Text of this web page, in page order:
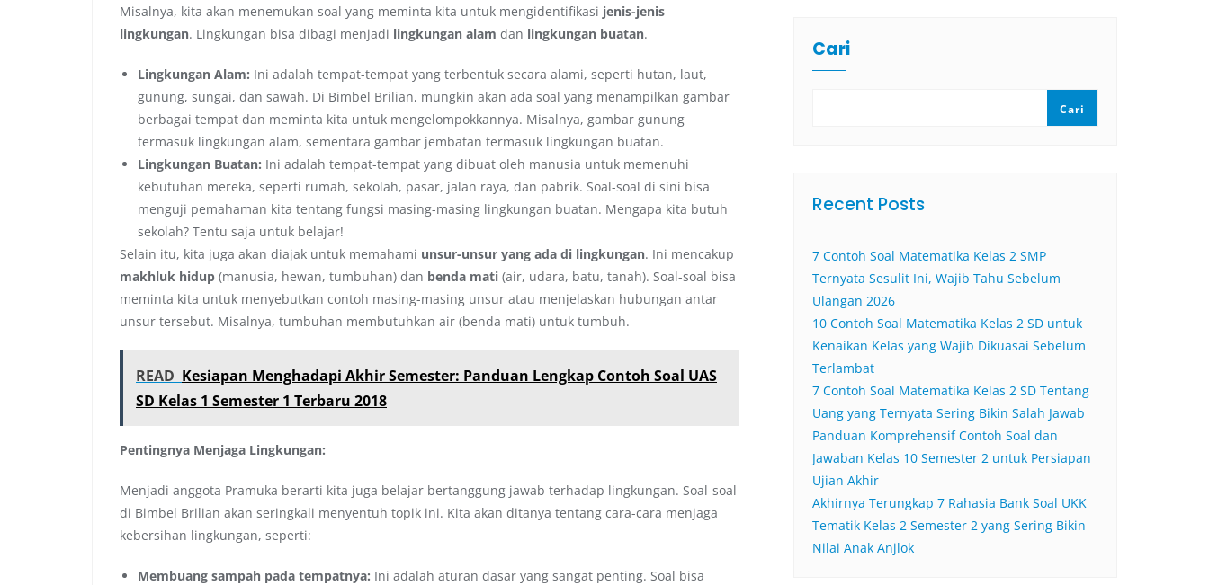
Misalnya, kita akan menemukan soal yang meminta kita untuk mengidentifikasi jenis-jenis
lingkungan. Lingkungan bisa dibagi menjadi lingkungan alam dan lingkungan buatan.
Lingkungan Alam: Ini adalah tempat-tempat yang terbentuk secara alami, seperti hutan, laut,
gunung, sungai, dan sawah. Di Bimbel Brilian, mungkin akan ada soal yang menampilkan gambar
berbagai tempat dan meminta kita untuk mengelompokkannya. Misalnya, gambar gunung
termasuk lingkungan alam, sementara gambar jembatan termasuk lingkungan buatan.
Lingkungan Buatan: Ini adalah tempat-tempat yang dibuat oleh manusia untuk memenuhi
kebutuhan mereka, seperti rumah, sekolah, pasar, jalan raya, dan pabrik. Soal-soal di sini bisa
menguji pemahaman kita tentang fungsi masing-masing lingkungan buatan. Mengapa kita butuh
sekolah? Tentu saja untuk belajar!
Selain itu, kita juga akan diajak untuk memahami unsur-unsur yang ada di lingkungan. Ini mencakup
makhluk hidup (manusia, hewan, tumbuhan) dan benda mati (air, udara, batu, tanah). Soal-soal bisa
meminta kita untuk menyebutkan contoh masing-masing unsur atau menjelaskan hubungan antar
unsur tersebut. Misalnya, tumbuhan membutuhkan air (benda mati) untuk tumbuh.
READ Kesiapan Menghadapi Akhir Semester: Panduan Lengkap Contoh Soal UAS
SD Kelas 1 Semester 1 Terbaru 2018
Pentingnya Menjaga Lingkungan:
Menjadi anggota Pramuka berarti kita juga belajar bertanggung jawab terhadap lingkungan. Soal-soal
di Bimbel Brilian akan seringkali menyentuh topik ini. Kita akan ditanya tentang cara-cara menjaga
kebersihan lingkungan, seperti:
Membuang sampah pada tempatnya: Ini adalah aturan dasar yang sangat penting. Soal bisa
Cari
Cari
Recent Posts
7 Contoh Soal Matematika Kelas 2 SMP
Ternyata Sesulit Ini, Wajib Tahu Sebelum
Ulangan 2026
10 Contoh Soal Matematika Kelas 2 SD untuk
Kenaikan Kelas yang Wajib Dikuasai Sebelum
Terlambat
7 Contoh Soal Matematika Kelas 2 SD Tentang
Uang yang Ternyata Sering Bikin Salah Jawab
Panduan Komprehensif Contoh Soal dan
Jawaban Kelas 10 Semester 2 untuk Persiapan
Ujian Akhir
Akhirnya Terungkap 7 Rahasia Bank Soal UKK
Tematik Kelas 2 Semester 2 yang Sering Bikin
Nilai Anak Anjlok